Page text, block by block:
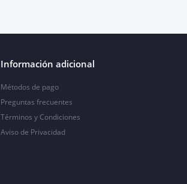
Información adicional
Métodos de pago
Preguntas frecuentes
Términos y Condiciones
Aviso de Privacidad